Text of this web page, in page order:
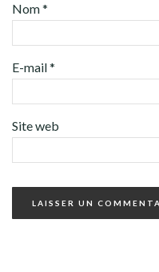
Nom*
E-mail*
Site web